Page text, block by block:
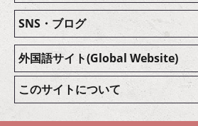
SNS・ブログ
外国語サイト(Global Website)
このサイトについて